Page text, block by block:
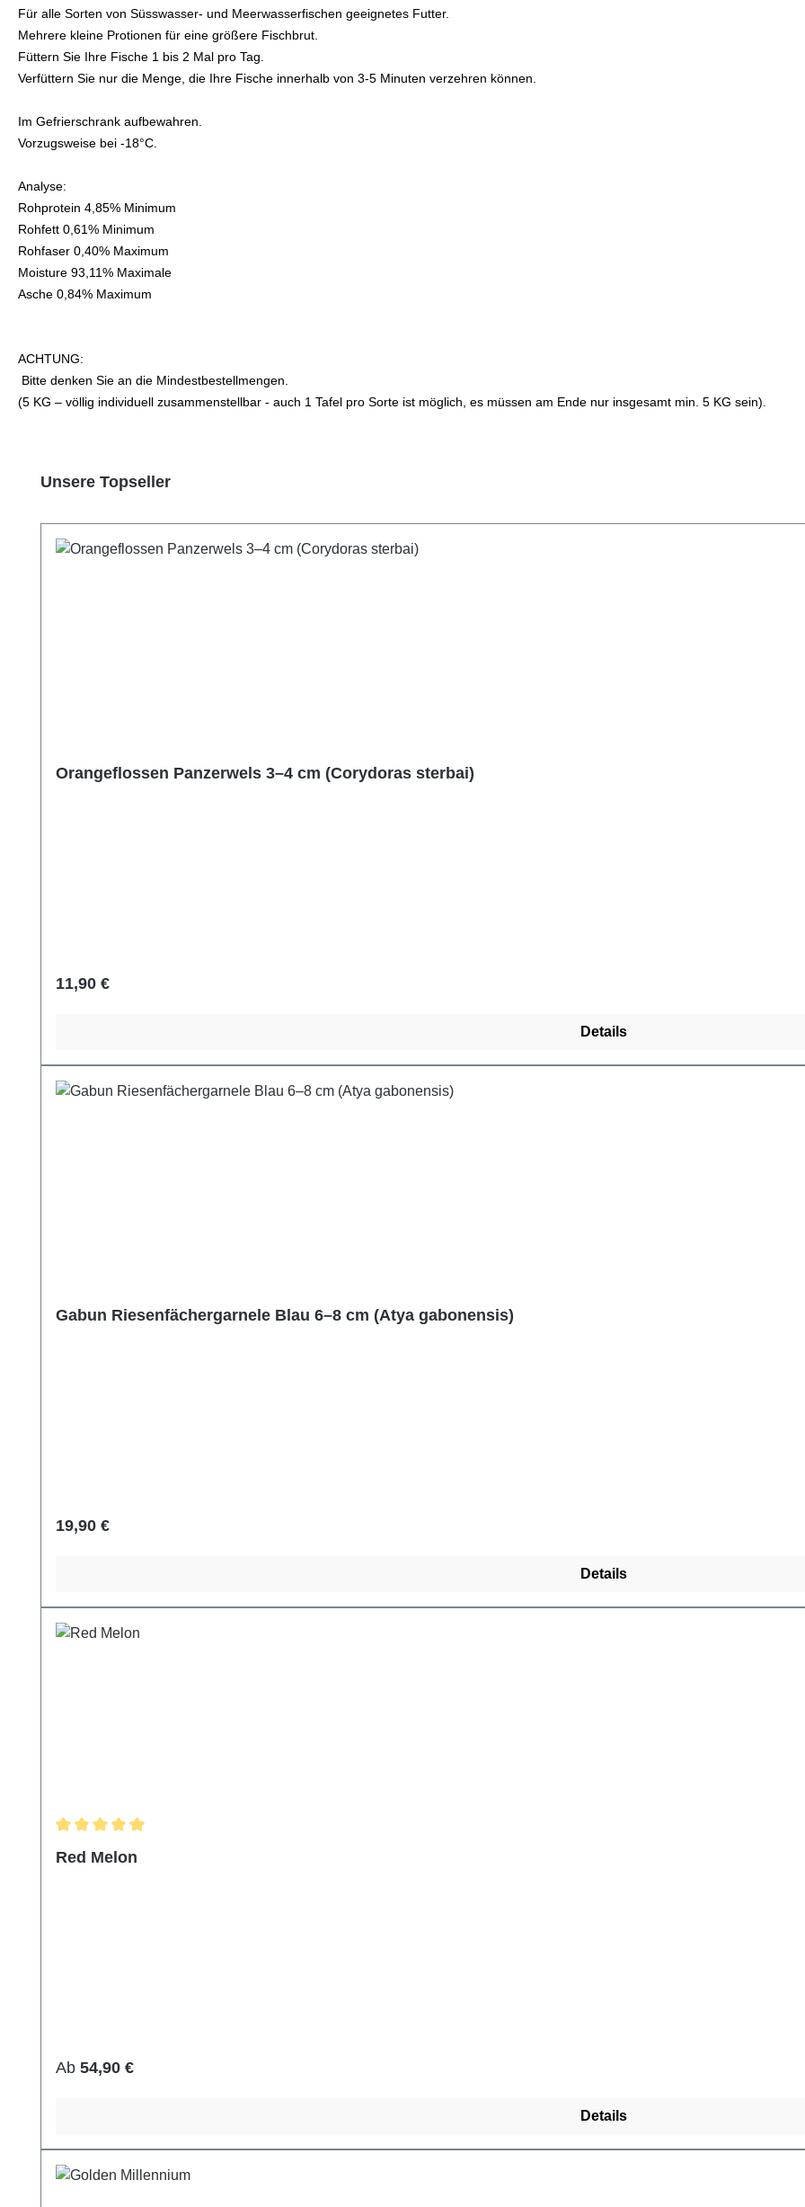
Für alle Sorten von Süsswasser- und Meerwasserfischen geeignetes Futter.
Mehrere kleine Protionen für eine größere Fischbrut.
Füttern Sie Ihre Fische 1 bis 2 Mal pro Tag.
Verfüttern Sie nur die Menge, die Ihre Fische innerhalb von 3-5 Minuten verzehren können.
Im Gefrierschrank aufbewahren.
Vorzugsweise bei -18°C.
Analyse:
Rohprotein 4,85% Minimum
Rohfett 0,61% Minimum
Rohfaser 0,40% Maximum
Moisture 93,11% Maximale
Asche 0,84% Maximum
ACHTUNG:
Bitte denken Sie an die Mindestbestellmengen.
(5 KG – völlig individuell zusammenstellbar - auch 1 Tafel pro Sorte ist möglich, es müssen am Ende nur insgesamt min. 5 KG sein).
Produktgalerie überspringen
Unsere Topseller
Orangeflossen Panzerwels 3–4 cm (Corydoras sterbai)
Regulärer Preis:
11,90 €
Details
Gabun Riesenfächergarnele Blau 6–8 cm (Atya gabonensis)
Regulärer Preis:
19,90 €
Details
Red Melon
Regulärer Preis:
Ab 54,90 €
Details